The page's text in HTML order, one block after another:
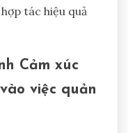
tác hiệu quả
Cảm xúc
việc quản